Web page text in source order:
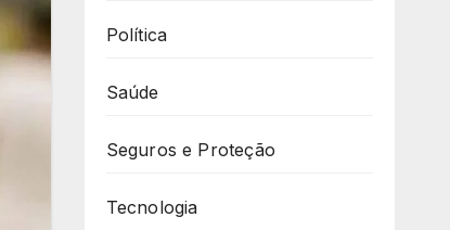
Política
Saúde
Seguros e Proteção
Tecnologia